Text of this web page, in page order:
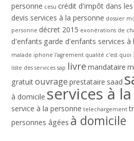
personne cesu crédit d'impôt dans
devis services à la personne dossier
personne décret 2015 exonérations de
d'enfants garde d'enfants services à
malade iphone l'agrement qualité c'est quoi
liste des services sap livre mandataire
gratuitouvrage prestataire saad
à domicile services à
service à la personne telechargement
personnes âgées à domicile